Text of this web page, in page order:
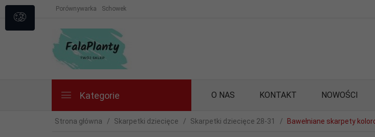
Porównywarka Schowek
Kategorie O NAS KONTAKT NOWOŚCI
Strona główna Skarpetki dziecięce Skarpetki dziecięce 28-31 Bawełniane skarpety